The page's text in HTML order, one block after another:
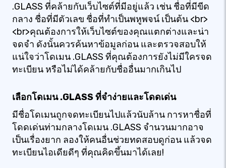
.GLASS ที่คล้ายกับเว็บไซต์ที่มีอยู่แล้ว เช่น ชื่อที่มีขีด
กลาง ชื่อที่มีตัวเลข ชื่อที่ทำเป็นพหูพจน์ เป็นต้น <br>
<br>คุณต้องการให้เว็บไซต์ของคุณแตกต่างและน่า
จดจำ ดังนั้นควรค้นหาข้อมูลก่อน และตรวจสอบให้
แน่ใจว่าโดเมน .GLASS ที่คุณต้องการยังไม่มีใครจด
ทะเบียน หรือไม่ได้คล้ายกับชื่ออื่นมากเกินไป
เลือกโดเมน .GLASS ที่จำง่ายและโดดเด่น
มีชื่อโดเมนถูกจดทะเบียนไปแล้วนับล้าน การหาชื่อที่
โดดเด่นท่ามกลางโดเมน .GLASS จำนวนมากอาจ
เป็นเรื่องยาก ลองให้คนอื่นช่วยทดสอบดูก่อน แล้วจด
ทะเบียนไอเดียดีๆ ที่คุณคิดขึ้นมาได้เลย!